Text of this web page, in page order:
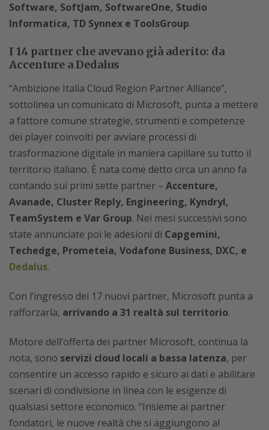
Software, SoftJam, SoftwareOne, Studio
Informatica, TD Synnex e ToolsGroup.
I 14 partner che avevano già aderito: da
Accenture a Dedalus
“Ambizione Italia Cloud Region Partner Alliance”,
sottolinea un comunicato di Microsoft, punta a mettere
a fattore comune strategie, strumenti e competenze
dei player coinvolti per avviare processi di
trasformazione digitale in maniera capillare su tutto il
territorio italiano. È nata come detto circa un anno fa
contando sui primi sette partner – Accenture,
Avanade, Cluster Reply, Engineering, Kyndryl,
TeamSystem e Var Group. Nei mesi successivi sono
state annunciate poi le adesioni di Capgemini,
Techedge, Prometeia, Vodafone Business, DXC, e
Dedalus.
Con l’ingresso dei 17 nuovi partner, Microsoft punta a
rafforzarla, arrivando a 31 realtà sul territorio.
Motore dell’offerta dei partner Microsoft, continua la
nota, sono servizi cloud locali a bassa latenza, per
consentire un accesso rapido e sicuro ai dati e abilitare
scenari di condivisione in linea con le esigenze di
qualsiasi settore economico. “Insieme ai partner
fondatori, le nuove realtà che si aggiungono al